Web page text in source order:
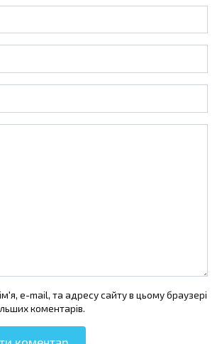
e-mail, та адресу сайту в цьому браузері
коментарів.